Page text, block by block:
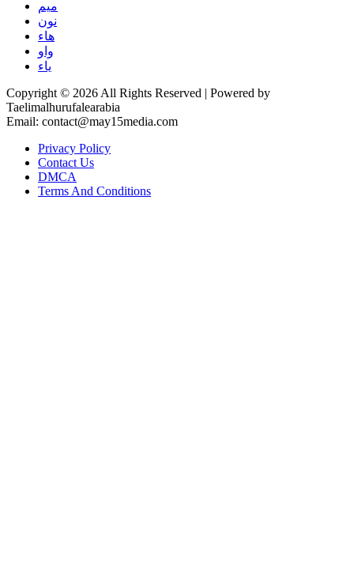
ميم
نون
هاء
واو
ياء
Copyright © 2026 All Rights Reserved | Powered by
Taelimalhurufalearabia
Email: contact@may15media.com
Privacy Policy
Contact Us
DMCA
Terms And Conditions